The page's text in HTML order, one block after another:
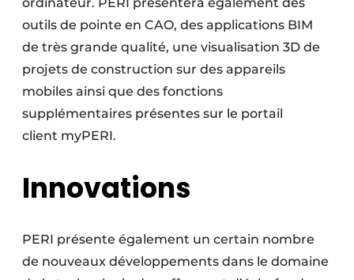
Protection solaire
Rénovation
Sécurité incendie
Software
Techniques ferroviaires
outils de pointe en CAO, des applications BIM
de très grande qualité, une visualisation 3D de
projets de construction sur des appareils
mobiles ainsi que des fonctions
supplémentaires présentes sur le portail
client myPERI.
Innovations
PERI présente également un certain nombre
de nouveaux développements dans le domaine